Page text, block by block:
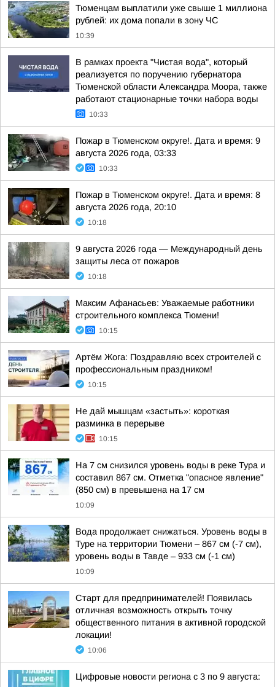
Тюменцам выплатили уже свыше 1 миллиона
рублей: их дома попали в зону ЧС
10:39
В рамках проекта "Чистая вода", который
реализуется по поручению губернатора
Тюменской области Александра Моора, также
работают стационарные точки набора воды
10:33
Пожар в Тюменском округе!. Дата и время: 9
августа 2026 года, 03:33
10:33
Пожар в Тюменском округе!. Дата и время: 8
августа 2026 года, 20:10
10:18
9 августа 2026 года — Международный день
защиты леса от пожаров
10:18
Максим Афанасьев: Уважаемые работники
строительного комплекса Тюмени!
10:15
Артём Жога: Поздравляю всех строителей с
профессиональным праздником!
10:15
Не дай мышцам «застыть»: короткая
разминка в перерыве
10:15
На 7 см снизился уровень воды в реке Тура и
составил 867 см. Отметка "опасное явление"
(850 см) в превышена на 17 см
10:09
Вода продолжает снижаться. Уровень воды в
Туре на территории Тюмени – 867 см (-7 см),
уровень воды в Тавде – 933 см (-1 см)
10:09
Старт для предпринимателей! Появилась
отличная возможность открыть точку
общественного питания в активной городской
локации!
10:06
Цифровые новости региона с 3 по 9 августа: